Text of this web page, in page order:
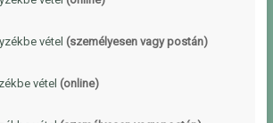
vétel (személyesen vagy postán)
vétel (online)